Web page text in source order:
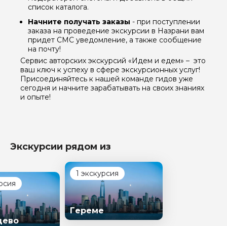
список каталога.
Начните получать заказы - при поступлении
заказа на проведение экскурсии в Назрани вам
придет СМС уведомление, а также сообщение
на почту!
Сервис авторских экскурсий «Идем и едем» – это
ваш ключ к успеху в сфере экскурсионных услуг!
Присоединяйтесь к нашей команде гидов уже
сегодня и начните зарабатывать на своих знаниях
и опыте!
Экскурсии рядом из
1 экскурсия
Гереме